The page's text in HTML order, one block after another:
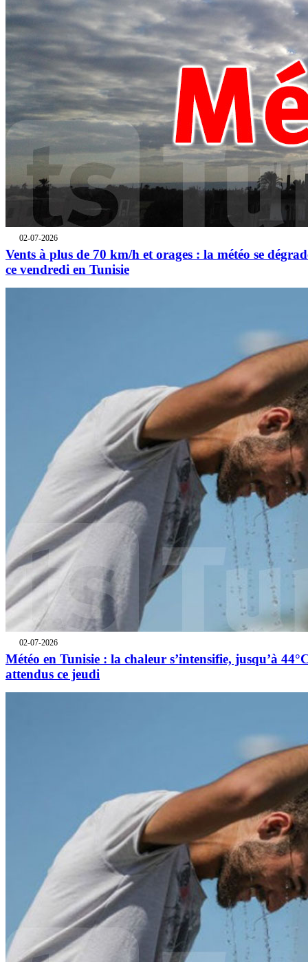
02-07-2026
Vents à plus de 70 km/h et orages : la météo se
ce vendredi en Tunisie
02-07-2026
Météo en Tunisie : la chaleur s’intensifie, jusqu’à
attendus ce jeudi